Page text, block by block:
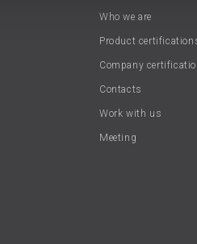
Who we are
Product
Company
Contacts
Work with us
Meeting